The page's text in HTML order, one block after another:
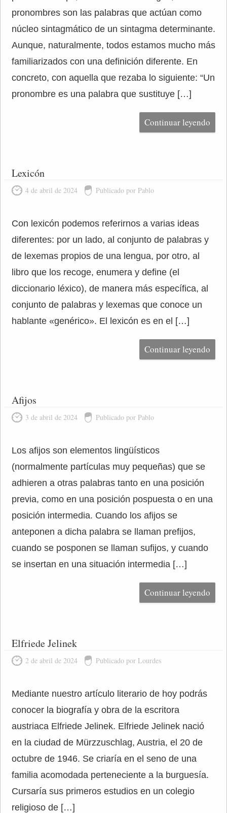
pronombres son las palabras que actúan como
núcleo sintagmático de un sintagma determinante.
Aunque, naturalmente, todos estamos mucho más
familiarizados con una definición diferente. En
concreto, con aquella que rezaba lo siguiente: “Un
pronombre es una palabra que sustituye […]
Continuar leyendo
Lexicón
4 de abril de 2024 Publicado por Pablo
Con lexicón podemos referirnos a varias ideas
diferentes: por un lado, al conjunto de palabras y
de lexemas propios de una lengua, por otro, al
libro que los recoge, enumera y define (el
diccionario léxico), de manera más específica, al
conjunto de palabras y lexemas que conoce un
hablante «genérico». El lexicón es en el […]
Continuar leyendo
Afijos
3 de abril de 2024 Publicado por Pablo
Los afijos son elementos lingüísticos
(normalmente partículas muy pequeñas) que se
adhieren a otras palabras tanto en una posición
previa, como en una posición pospuesta o en una
posición intermedia. Cuando los afijos se
anteponen a dicha palabra se llaman prefijos,
cuando se posponen se llaman sufijos, y cuando
se insertan en una situación intermedia […]
Continuar leyendo
Elfriede Jelinek
2 de abril de 2024 Publicado por Lourdes
Mediante nuestro artículo literario de hoy podrás
conocer la biografía y obra de la escritora
austriaca Elfriede Jelinek. Elfriede Jelinek nació
en la ciudad de Mürzzuschlag, Austria, el 20 de
octubre de 1946. Se criaría en el seno de una
familia acomodada perteneciente a la burguesía.
Cursaría sus primeros estudios en un colegio
religioso de […]